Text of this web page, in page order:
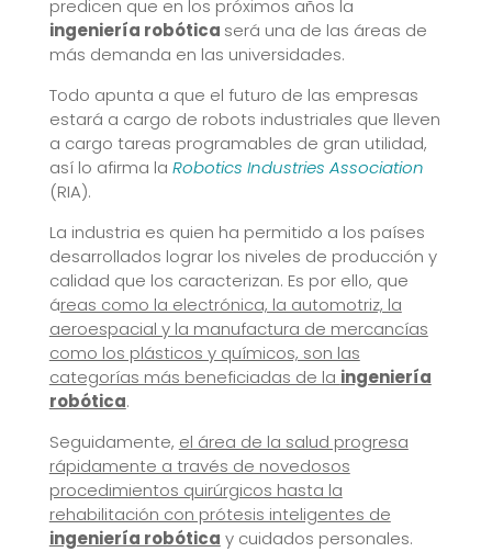
predicen que en los próximos años la
ingeniería robótica será una de las áreas de
más demanda en las universidades.
Todo apunta a que el futuro de las empresas
estará a cargo de robots industriales que lleven
a cargo tareas programables de gran utilidad,
así lo afirma la Robotics Industries Association
(RIA).
La industria es quien ha permitido a los países
desarrollados lograr los niveles de producción y
calidad que los caracterizan. Es por ello, que
áreas como la electrónica, la automotriz, la
aeroespacial y la manufactura de mercancías
como los plásticos y químicos, son las
categorías más beneficiadas de la ingeniería
robótica.
Seguidamente, el área de la salud progresa
rápidamente a través de novedosos
procedimientos quirúrgicos hasta la
rehabilitación con prótesis inteligentes de
ingeniería robótica y cuidados personales.